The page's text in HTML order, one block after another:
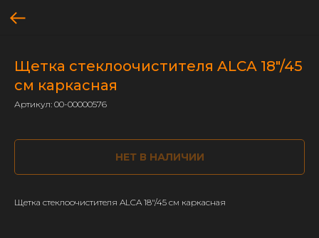
Щетка стеклоочистителя ALCA 18"/45
см каркасная
Артикул: 00-00000576
НЕТ В НАЛИЧИИ
Щетка стеклоочистителя ALCA 18"/45 см каркасная